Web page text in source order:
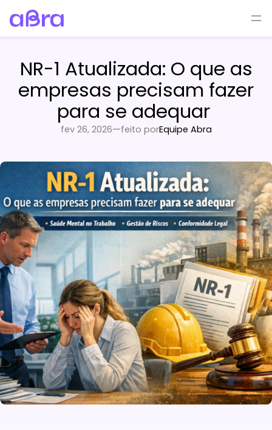
para
o
NR-1 Atualizada: O que as
empresas precisam fazer
para se adequar
fev 26, 2026—feito porEquipe Abra